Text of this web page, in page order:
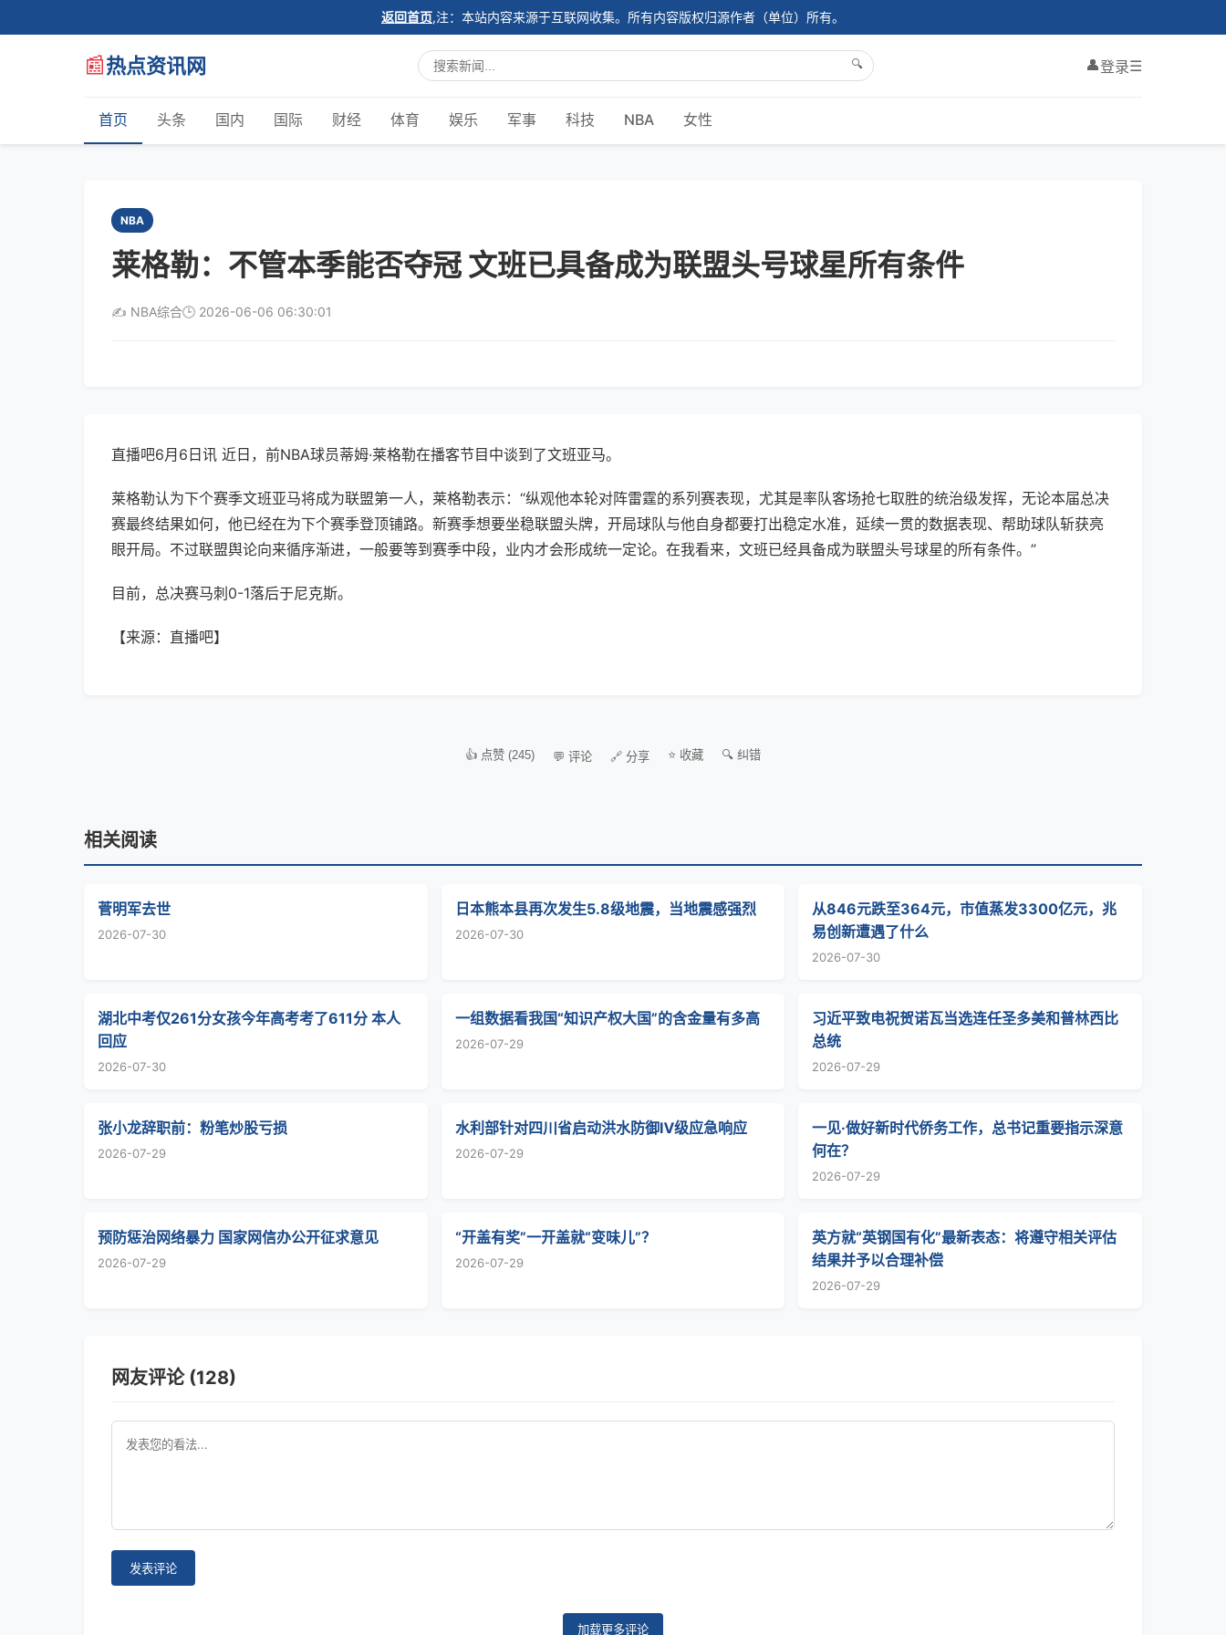
返回首页,注：本站内容来源于互联网收集。所有内容版权归源作者（单位）所有。
📰热点资讯网 🔍 👤登录☰
首页 头条 国内 国际 财经 体育 娱乐 军事 科技 NBA 女性
NBA
莱格勒：不管本季能否夺冠 文班已具备成为联盟头号球星所有条件
✍️ NBA综合🕒 2026-06-06 06:30:01
直播吧6月6日讯 近日，前NBA球员蒂姆·莱格勒在播客节目中谈到了文班亚马。
莱格勒认为下个赛季文班亚马将成为联盟第一人，莱格勒表示：“纵观他本轮对阵雷霆的系列赛表现，尤其是率队客场抢七取胜的统治级发挥，无论本届总决
赛最终结果如何，他已经在为下个赛季登顶铺路。新赛季想要坐稳联盟头牌，开局球队与他自身都要打出稳定水准，延续一贯的数据表现、帮助球队斩获亮
眼开局。不过联盟舆论向来循序渐进，一般要等到赛季中段，业内才会形成统一定论。在我看来，文班已经具备成为联盟头号球星的所有条件。”
目前，总决赛马刺0-1落后于尼克斯。
【来源：直播吧】
👍 点赞 (245) 💬 评论 🔗 分享 ⭐ 收藏 🔍 纠错
相关阅读
菅明军去世
2026-07-30
日本熊本县再次发生5.8级地震，当地震感强烈
2026-07-30
从846元跌至364元，市值蒸发3300亿元，兆
易创新遭遇了什么
2026-07-30
湖北中考仅261分女孩今年高考考了611分 本人
回应
2026-07-30
一组数据看我国“知识产权大国”的含金量有多高
2026-07-29
习近平致电祝贺诺瓦当选连任圣多美和普林西比
总统
2026-07-29
张小龙辞职前：粉笔炒股亏损
2026-07-29
水利部针对四川省启动洪水防御Ⅳ级应急响应
2026-07-29
一见·做好新时代侨务工作，总书记重要指示深意
何在？
2026-07-29
预防惩治网络暴力 国家网信办公开征求意见
2026-07-29
“开盖有奖”一开盖就“变味儿”？
2026-07-29
英方就“英钢国有化”最新表态：将遵守相关评估
结果并予以合理补偿
2026-07-29
网友评论 (128)
发表评论
加载更多评论